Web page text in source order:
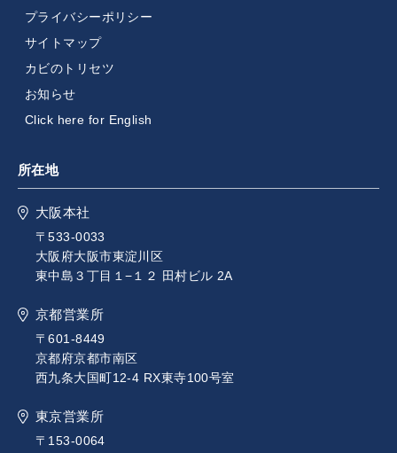
プライバシーポリシー
サイトマップ
カビのトリセツ
お知らせ
Click here for English
所在地
大阪本社
〒533-0033
大阪府大阪市東淀川区
東中島３丁目１−１２ 田村ビル 2A
京都営業所
〒601-8449
京都府京都市南区
西九条大国町12-4 RX東寺100号室
東京営業所
〒153-0064